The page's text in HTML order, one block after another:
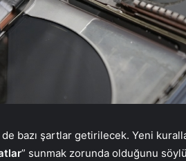
de bazı şartlar getirilecek. Yeni
” sunmak zorunda olduğunu